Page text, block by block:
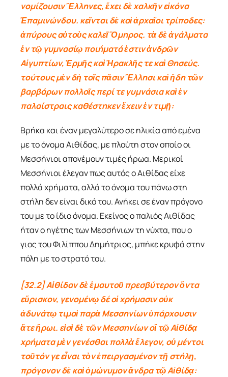
νομίζουσιν Ἕλληνες, ἔχει δὲ χαλκῆν εἰκόνα
Ἐπαμινώνδου. κεῖνται δὲ καὶ ἀρχαῖοι τρίποδες:
ἀπύρους αὐτοὺς καλεῖ Ὅμηρος. τὰ δὲ ἀγάλματα
ἐν τῷ γυμνασίῳ ποιήματά ἐστιν ἀνδρῶν
Αἰγυπτίων, Ἑρμῆς καὶ Ἡρακλῆς τε καὶ Θησεύς.
τούτους μὲν δὴ τοῖς πᾶσιν Ἕλλησι καὶ ἤδη τῶν
βαρβάρων πολλοῖς περί τε γυμνάσια καὶ ἐν
παλαίστραις καθέστηκεν ἔχειν ἐν τιμῇ:
Βρήκα και έναν μεγαλύτερο σε ηλικία από εμένα
με το όνομα Αιθίδας, με πλούτη στον οποίο οι
Μεσσήνιοι απονέμουν τιμές ήρωα. Μερικοί
Μεσσήνιοι έλεγαν πως αυτός ο Αιθίδας είχε
πολλά χρήματα, αλλά το όνομα του πάνω στη
στήλη δεν είναι δικό του. Ανήκει σε έναν πρόγονο
του με το ίδιο όνομα. Εκείνος ο παλιός Αιθίδας
ήταν ο ηγέτης των Μεσσήνιων τη νύχτα, που ο
γιος του Φιλίππου Δημήτριος, μπήκε κρυφά στην
πόλη με το στρατό του.
[32.2] Αἰθίδαν δὲ ἐμαυτοῦ πρεσβύτερον ὄντα
εὕρισκον, γενομένῳ δέ οἱ χρήμασιν οὐκ
ἀδυνάτῳ τιμαὶ παρὰ Μεσσηνίων ὑπάρχουσιν
ἅτε ἥρωι. εἰσὶ δὲ τῶν Μεσσηνίων οἳ τῷ Αἰθίδᾳ
χρήματα μὲν γενέσθαι πολλὰ ἔλεγον, οὐ μέντοι
τοῦτόν γε εἶναι τὸν ἐπειργασμένον τῇ στήλῃ,
πρόγονον δὲ καὶ ὁμώνυμον ἄνδρα τῷ Αἰθίδᾳ: